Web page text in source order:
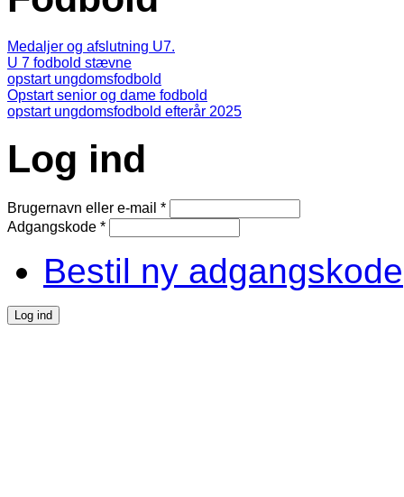
Medaljer og afslutning U7.
U 7 fodbold stævne
opstart ungdomsfodbold
Opstart senior og dame fodbold
opstart ungdomsfodbold efterår 2025
Log ind
Brugernavn eller e-mail *
Adgangskode *
Bestil ny adgangskode